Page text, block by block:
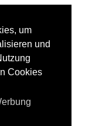
um
und
Cookies